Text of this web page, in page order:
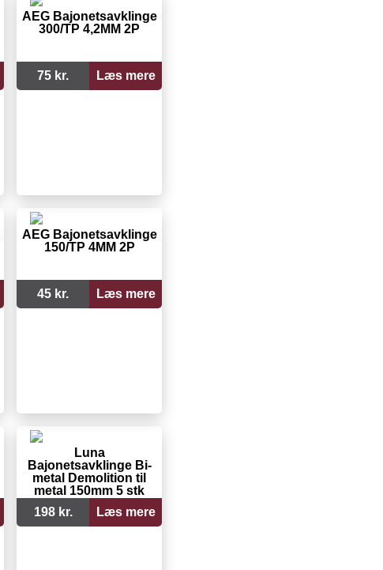
AEG Bajonetsavklinge
300/TP 4,2MM 2P
75 kr. Læs mere
AEG Bajonetsavklinge
150/TP 4MM 2P
45 kr. Læs mere
Luna
Bajonetsavklinge Bi-
metal Demolition til
metal 150mm 5 stk
198 kr.
Læs mere